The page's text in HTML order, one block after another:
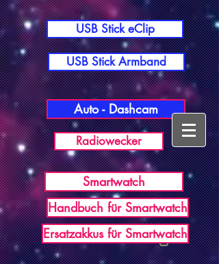
USB Germany
USB Stick eClip
USB Stick Armband
Auto - Dashcam
Radiowecker
Smartwatch
Handbuch für Smartwatch
Ersatzakkus für Smartwatch